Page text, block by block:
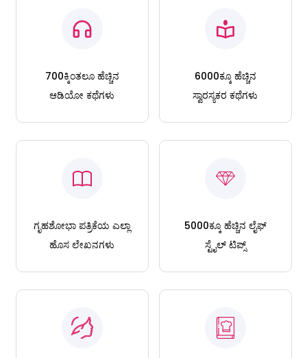
700ಕ್ಕಿಂತಲೂ ಹೆಚ್ಚಿನ
ಆಡಿಯೋ ಕಥೆಗಳು
6000ಕ್ಕೂ ಹೆಚ್ಚಿನ
ಸ್ವಾರಸ್ಯಕರ ಕಥೆಗಳು
ಗೃಹಶೋಭಾ ಪತ್ರಿಕೆಯ ಎಲ್ಲಾ
ಹೊಸ ಲೇಖನಗಳು
5000ಕ್ಕೂ ಹೆಚ್ಚಿನ ಲೈಫ್
ಸ್ಟೈಲ್ ಟಿಪ್ಸ್